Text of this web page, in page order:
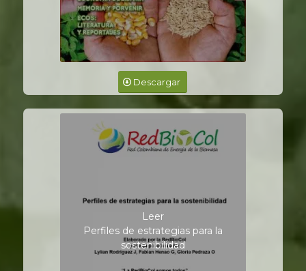
Descargar
Leer
Perfiles de estrategias para la
sostenibilidad